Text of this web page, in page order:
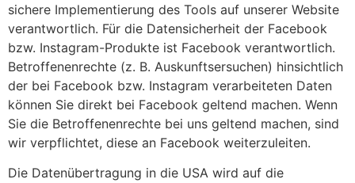
sichere Implementierung des Tools auf unserer Website
verantwortlich. Für die Datensicherheit der Facebook
bzw. Instagram-Produkte ist Facebook verantwortlich.
Betroffenenrechte (z. B. Auskunftsersuchen) hinsichtlich
der bei Facebook bzw. Instagram verarbeiteten Daten
können Sie direkt bei Facebook geltend machen. Wenn
Sie die Betroffenenrechte bei uns geltend machen, sind
wir verpflichtet, diese an Facebook weiterzuleiten.
Die Datenübertragung in die USA wird auf die